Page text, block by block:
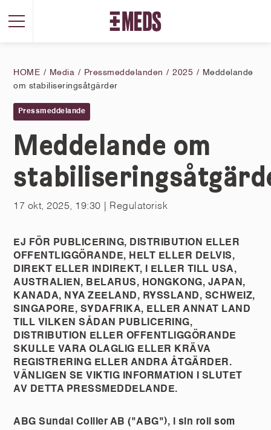
HOME Media Pressmeddelanden 2025
Meddelande
om stabiliseringsåtgärder
Pressmeddelande
Meddelande om
17 okt, 2025, 19:30 | Regulatorisk
EJ FÖR PUBLICERING, DISTRIBUTION ELLER
OFFENTLIGGÖRANDE, HELT ELLER DELVIS,
DIREKT ELLER INDIREKT, I ELLER TILL USA,
AUSTRALIEN, BELARUS, HONGKONG, JAPAN,
KANADA, NYA ZEELAND, RYSSLAND, SCHWEIZ,
SINGAPORE, SYDAFRIKA, ELLER ANNAT LAND
TILL VILKEN SÅDAN PUBLICERING,
DISTRIBUTION ELLER OFFENTLIGGÖRANDE
SKULLE VARA OLAGLIG ELLER KRÄVA
REGISTRERING ELLER ANDRA ÅTGÄRDER.
VÄNLIGEN SE VIKTIG INFORMATION I SLUTET
AV DETTA PRESSMEDDELANDE.
ABG Sundal Collier AB ("ABG"), i sin roll som